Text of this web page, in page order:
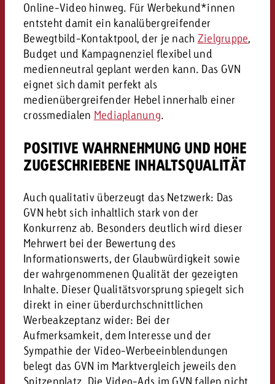
Online-Video hinweg. Für Werbekund*innen
entsteht damit ein kanalübergreifender
Bewegtbild-Kontaktpool, der je nach Zielgruppe,
Budget und Kampagnenziel flexibel und
medienneutral geplant werden kann. Das GVN
eignet sich damit perfekt als
medienübergreifender Hebel innerhalb einer
crossmedialen Mediaplanung.
POSITIVE WAHRNEHMUNG UND HOHE
ZUGESCHRIEBENE INHALTSQUALITÄT
Auch qualitativ überzeugt das Netzwerk: Das
GVN hebt sich inhaltlich stark von der
Konkurrenz ab. Besonders deutlich wird dieser
Mehrwert bei der Bewertung des
Informationswerts, der Glaubwürdigkeit sowie
der wahrgenommenen Qualität der gezeigten
Inhalte. Dieser Qualitätsvorsprung spiegelt sich
direkt in einer überdurchschnittlichen
Werbeakzeptanz wider: Bei der
Aufmerksamkeit, dem Interesse und der
Sympathie der Video-Werbeeinblendungen
belegt das GVN im Marktvergleich jeweils den
Spitzenplatz. Die Video-Ads im GVN fallen nicht